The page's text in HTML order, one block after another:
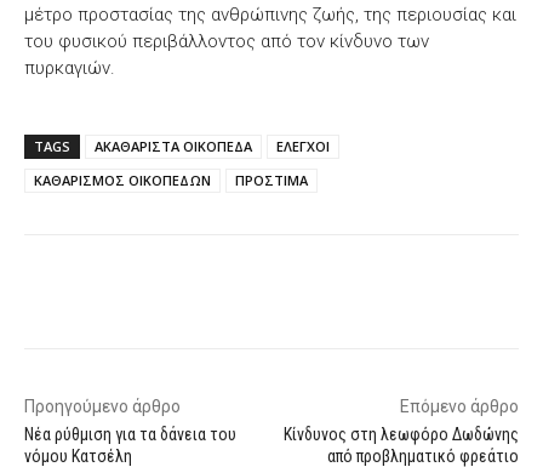
μέτρο προστασίας της ανθρώπινης ζωής, της περιουσίας και
του φυσικού περιβάλλοντος από τον κίνδυνο των
πυρκαγιών.
TAGS ΑΚΑΘΑΡΙΣΤΑ ΟΙΚΟΠΕΔΑ
ΕΛΕΓΧΟΙ
ΚΑΘΑΡΙΣΜΟΣ ΟΙΚΟΠΕΔΩΝ
ΠΡΟΣΤΙΜΑ
Προηγούμενο άρθρο
Νέα ρύθμιση για τα δάνεια του
νόμου Κατσέλη
Επόμενο άρθρο
Κίνδυνος στη λεωφόρο Δωδώνης
από προβληματικό φρεάτιο